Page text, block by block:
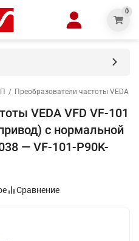
0
/ Преобразователи частоты VEDA
VEDA VFD VF-101
с нормальной
— VF-101-P90K-
Сравнение